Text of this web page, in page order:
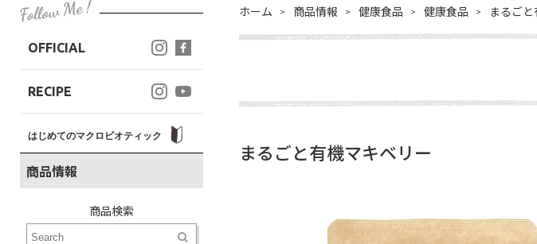
OFFICIAL
RECIPE
はじめてのマクロビオティック
商品情報
商品検索
ホーム 商品情報 健康食品 健康食品 まるご
まるごと有機マキベリー